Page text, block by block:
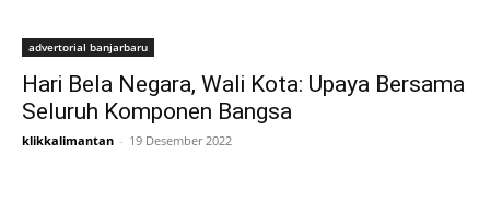
advertorial banjarbaru
Hari Bela Negara, Wali Kota: Upaya Bersama
Seluruh Komponen Bangsa
klikkalimantan - 19 Desember 2022